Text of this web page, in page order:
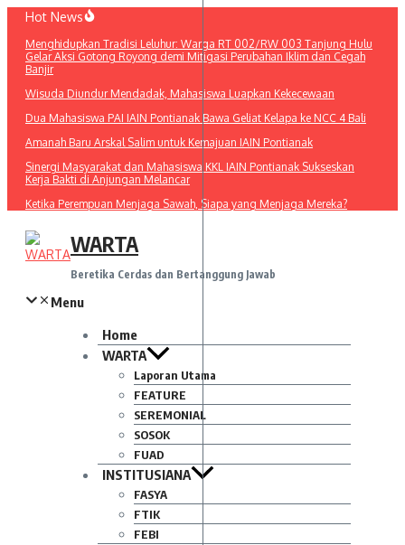
Lewati
konten
Hot News
Menghidupkan Tradisi Leluhur: Warga RT 002/RW 003 Tanjung Hulu
Gelar Aksi Gotong Royong demi Mitigasi Perubahan Iklim dan Cegah
Banjir
Wisuda Diundur Mendadak, Mahasiswa Luapkan Kekecewaan
Dua Mahasiswa PAI IAIN Pontianak Bawa Geliat Kelapa ke NCC 4 Bali
Amanah Baru Arskal Salim untuk Kemajuan IAIN Pontianak
Sinergi Masyarakat dan Mahasiswa KKL IAIN Pontianak Sukseskan
Kerja Bakti di Anjungan Melancar
Ketika Perempuan Menjaga Sawah, Siapa yang Menjaga Mereka?
WARTA
Beretika Cerdas dan Bertanggung Jawab
Menu
Home
WARTA
Laporan Utama
FEATURE
SEREMONIAL
SOSOK
FUAD
INSTITUSIANA
FASYA
FTIK
FEBI